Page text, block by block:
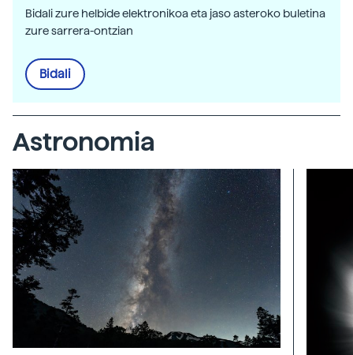
Bidali zure helbide elektronikoa eta jaso asteroko buletina
zure sarrera-ontzian
Bidali
Astronomia